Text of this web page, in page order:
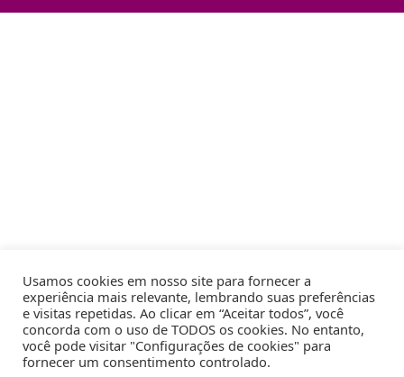
Usamos cookies em nosso site para fornecer a
experiência mais relevante, lembrando suas preferências
e visitas repetidas. Ao clicar em “Aceitar todos”, você
concorda com o uso de TODOS os cookies. No entanto,
você pode visitar "Configurações de cookies" para
fornecer um consentimento controlado.